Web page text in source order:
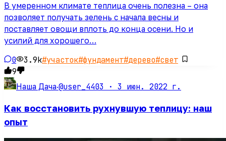
В умеренном климате теплица очень полезна – она
позволяет получать зелень с начала весны и
поставляет овощи вплоть до конца осени. Но и
усилий для хорошего…
0 3.9k#участок#фундамент#дерево#свет
9
Наша Дача·@user_4403 · 3 июн. 2022 г.
Как восстановить рухнувшую теплицу: наш
опыт